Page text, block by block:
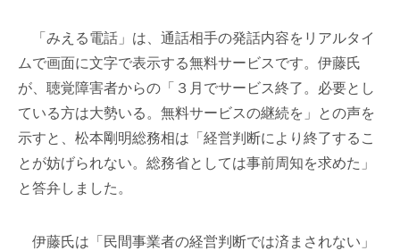
「みえる電話」は、通話相手の発話内容をリアルタイ
ムで画面に文字で表示する無料サービスです。伊藤氏
が、聴覚障害者からの「３月でサービス終了。必要とし
ている方は大勢いる。無料サービスの継続を」との声を
示すと、松本剛明総務相は「経営判断により終了するこ
とが妨げられない。総務省としては事前周知を求めた」
と答弁しました。
伊藤氏は「民間事業者の経営判断では済まされない」